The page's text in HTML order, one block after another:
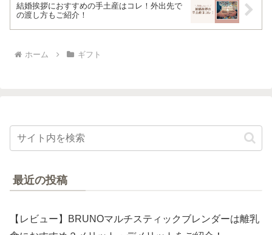
結婚挨拶におすすめの手土産はコレ！外出先で
の渡し方もご紹介！
ホーム ギフト
最近の投稿
【レビュー】BRUNOマルチスティックブレンダーは離乳